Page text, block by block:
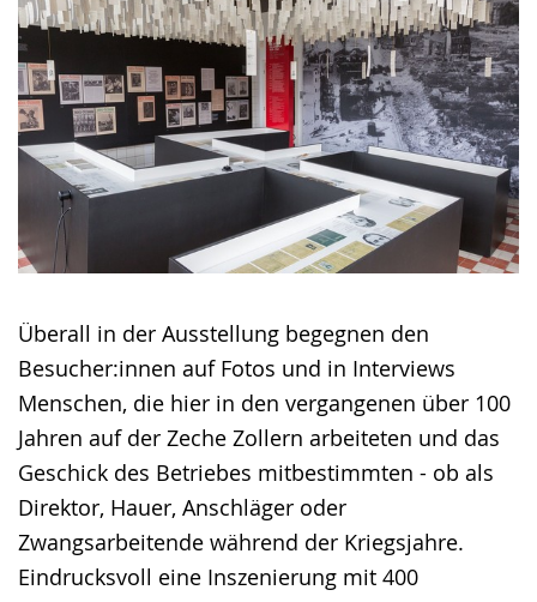
Überall in der Ausstellung begegnen den
Besucher:innen auf Fotos und in Interviews
Menschen, die hier in den vergangenen über 100
Jahren auf der Zeche Zollern arbeiteten und das
Geschick des Betriebes mitbestimmten - ob als
Direktor, Hauer, Anschläger oder
Zwangsarbeitende während der Kriegsjahre.
Eindrucksvoll eine Inszenierung mit 400